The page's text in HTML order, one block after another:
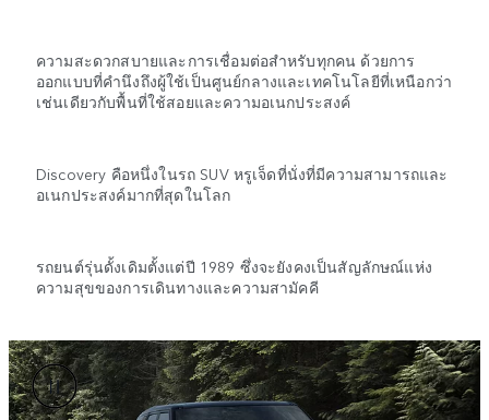
ความสะดวกสบายและการเชื่อมต่อสำหรับทุกคน ด้วยการ
ออกแบบที่คำนึงถึงผู้ใช้เป็นศูนย์กลางและเทคโนโลยีที่เหนือกว่า
เช่นเดียวกับพื้นที่ใช้สอยและความอเนกประสงค์
Discovery คือหนึ่งในรถ SUV หรูเจ็ดที่นั่งที่มีความสามารถและ
อเนกประสงค์มากที่สุดในโลก
รถยนต์รุ่นดั้งเดิมตั้งแต่ปี 1989 ซึ่งจะยังคงเป็นสัญลักษณ์แห่ง
ความสุขของการเดินทางและความสามัคคี